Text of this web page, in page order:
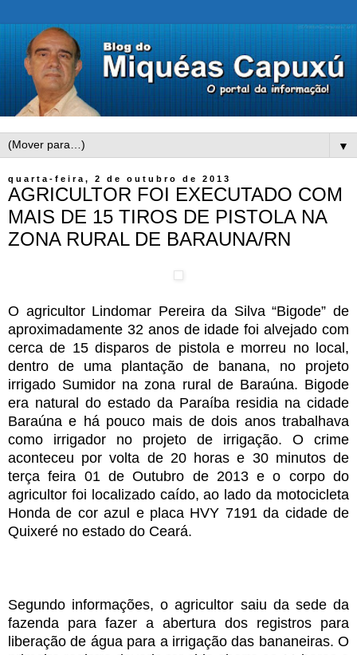
▼
quarta-feira, 2 de outubro de 2013
AGRICULTOR FOI EXECUTADO COM
MAIS DE 15 TIROS DE PISTOLA NA
ZONA RURAL DE BARAUNA/RN
O agricultor Lindomar Pereira da Silva “Bigode” de
aproximadamente 32 anos de idade foi alvejado com
cerca de 15 disparos de pistola e morreu no local,
dentro de uma plantação de banana, no projeto
irrigado Sumidor na zona rural de Baraúna. Bigode
era natural do estado da Paraíba residia na cidade
Baraúna e há pouco mais de dois anos trabalhava
como irrigador no projeto de irrigação. O crime
aconteceu por volta de 20 horas e 30 minutos de
terça feira 01 de Outubro de 2013 e o corpo do
agricultor foi localizado caído, ao lado da motocicleta
Honda de cor azul e placa HVY 7191 da cidade de
Quixeré no estado do Ceará.
Segundo informações, o agricultor saiu da sede da
fazenda para fazer a abertura dos registros para
liberação de água para a irrigação das bananeiras. O